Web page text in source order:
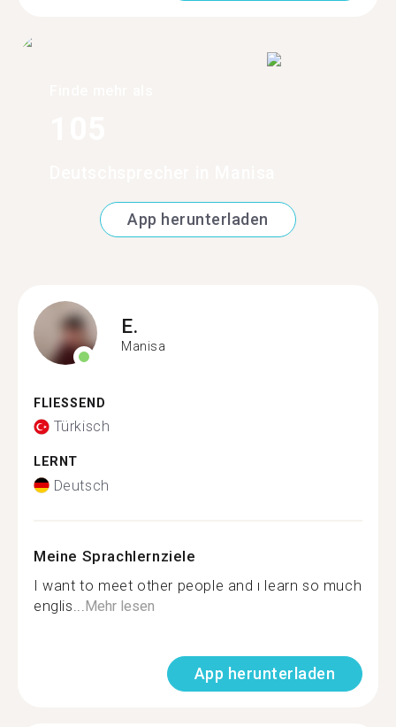
App herunterladen
E.
Manisa
FLIESSEND
Türkisch
LERNT
Deutsch
Meine Sprachlernziele
I want to meet other people and ı learn so much
englis... Mehr lesen
App herunterladen